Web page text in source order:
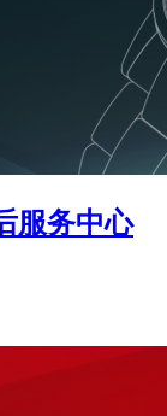
服务中心